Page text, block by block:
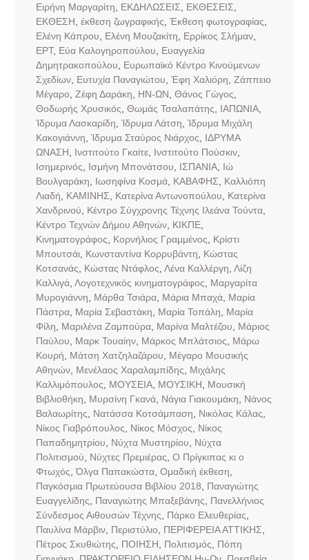
Ειρήνη Μαργαρίτη
ΕΚΔΗΛΩΣΕΙΣ ΕΚΘΕΣΕΙΣ
ΕΚΘΕΣΗ έκθεση ζωγραφικής Έκθεση φωτογραφίας
Ελένη Κάπρου
Ελένη Μουζακίτη Ερρίκος Σλήμαν,
ΕΡΤ, Εύα Καλογηροπούλου
Ευαγγελία
Δημητρακοπούλου
Ευρωπαϊκό Κέντρο Κινούμενων
Σχεδίων, Ευτυχία Παναγιώτου Έφη Χαλιόρη Ζάππειο
Μέγαρο Ζέφη Δαράκη ΗΝ-ΩΝ Θάνος Γώγος
Θοδωρής Χρυσικός Θωμάς Τσαλαπάτης ΙΑΠΩΝΙΑ,
Ίδρυμα Λασκαρίδη Ίδρυμα Λάτση Ίδρυμα Μιχάλη
Κακογιάννη Ίδρυμα Σταύρος Νιάρχος
ΙΔΡΥΜΑ
ΩΝΑΣΗ
Ινστιτούτο Γκαίτε, Ινστιτούτο Πούσκιν,
Ισημερινός
Ισμήνη Μπονάτσου ΙΣΠΑΝΙΑ, Ιώ
Βουλγαράκη
Ιωσηφίνα Κοσμά, ΚΑΒΑΦΗΣ
Καλλιόπη
Λιαδή
ΚΑΜΙΝΗΣ Κατερίνα Αντωνοπούλου
Κατερίνα
Χανδρινού
Κέντρο Σύγχρονης Τέχνης Ιλεάνα Τούντα,
Κέντρο Τεχνών Δήμου Αθηνών, ΚΙΚΠΕ,
Κινηματογράφος
Κορνήλιος Γραμμένος
Κρίστι
Μπουτσάι, Κωνσταντίνα Κορρυβάντη
Κώστας
Κοτσανάς
Κώστας Ντάφλος Λένα Καλλέργη Λίζη
Καλλιγά, Λογοτεχνικός κινηματογράφος
Μαργαρίτα
Μυρογιάννη
Μάρθα Τσιάρα, Μάρια Μπαχά, Μαρία
Πάστρα, Μαρία Σεβαστάκη Μαρία Τοπάλη
Μαρία
Φίλη
Μαριλένα Ζαμπούρα, Μαρίνα Μαλτέζου
Μάριος
Παύλου
Μαρκ Τουαίην, Μάρκος Μπλάτσιος
Μάρω
Κουρή
Μάτση Χατζηλαζάρου
Μέγαρο Μουσικής
Αθηνών, Μενέλαος Χαραλαμπίδης
Μιχάλης
Καλλιμόπουλος
ΜΟΥΣΕΙΑ, ΜΟΥΣΙΚΗ
Μουσική
Βιβλιοθήκη
Μυρσίνη Γκανά, Νάγια Γιακουμάκη
Νάνος
Βαλαωρίτης
Νατάσσα Κοτσάμπαση Νικόλας Κάλας
Νίκος Γιαβρόπουλος
Νίκος Μόσχος
Νίκος
Παπαδημητρίου
Νύχτα Μυστηρίου
Νύχτα
Πολιτισμού
Νύχτες Πρεμιέρας Ο Πρίγκιπας κι ο
Φτωχός ,Όλγα Παπακώστα, Ομαδική έκθεση
Παγκόσμια Πρωτεύουσα Βιβλίου 2018
Παναγιώτης
Ευαγγελίδης
Παναγιώτης Μπαξεβάνης
Πανελλήνιος
Σύνδεσμος Αιθουσών Τέχνης
Πάρκο Ελευθερίας
Παυλίνα Μάρβιν, Περιστύλιο ΠΕΡΙΦΕΡΕΙΑ ΑΤΤΙΚΗΣ
Πέτρος Σκυθιώτης
ΠΟΙΗΣΗ Πολιτισμός
Πόπη